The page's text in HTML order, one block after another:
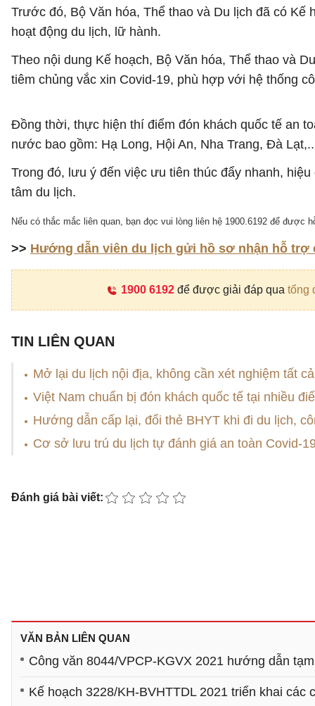
Trước đó, Bộ Văn hóa, Thể thao và Du lịch đã có Kế
hoạt động du lịch, lữ hành.
Theo nội dung Kế hoạch, Bộ Văn hóa, Thể thao và
tiêm chủng vắc xin Covid-19, phù hợp với hệ thống
Đồng thời, thực hiện thí điểm đón khách quốc tế an
nước bao gồm: Hạ Long, Hội An, Nha Trang, Đà
Trong đó, lưu ý đến việc ưu tiên thúc đẩy nhanh,
tâm du lịch.
Nếu có thắc mắc liên quan, bạn đọc vui lòng liên hệ 1900.6192 để được
>> Hướng dẫn viên du lịch gửi hồ sơ nhận hỗ trợ
1900 6192để được giải đáp qua tổng
TIN LIÊN QUAN
Mở lại du lịch nội địa, không cần xét nghiệm tất
Việt Nam chuẩn bị đón khách quốc tế tại nhiều
Hướng dẫn cấp lại, đổi thẻ BHYT khi đi du lịch,
Cơ sở lưu trú du lịch tự đánh giá an toàn Covid-
Đánh giá bài viết:
VĂN BẢN LIÊN QUAN
Công văn 8044/VPCP-KGVX 2021 hướng dẫn
Kế hoạch 3228/KH-BVHTTDL 2021 triển khai